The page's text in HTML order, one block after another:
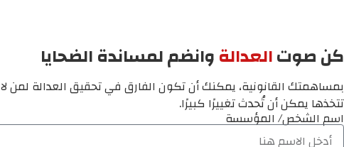
كن صوتالعدالةوانضم لمساندة الضحايا
بمساهمتك القانونية، يمكنك أن تكون الفارق في تحقيق العدالة
تتخذها يمكن أن تُحدث تغييرًا كبيرًا.
اسم الشخص/ المؤسسة